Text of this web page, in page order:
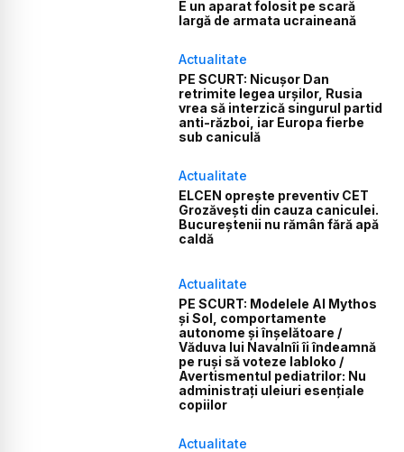
E un aparat folosit pe scară
largă de armata ucraineană
Actualitate
PE SCURT: Nicușor Dan
retrimite legea urșilor, Rusia
vrea să interzică singurul partid
anti-război, iar Europa fierbe
sub caniculă
Actualitate
ELCEN oprește preventiv CET
Grozăvești din cauza caniculei.
Bucureștenii nu rămân fără apă
caldă
Actualitate
PE SCURT: Modelele AI Mythos
și Sol, comportamente
autonome și înșelătoare /
Văduva lui Navalnîi îi îndeamnă
pe ruși să voteze Iabloko /
Avertismentul pediatrilor: Nu
administrați uleiuri esențiale
copiilor
Actualitate